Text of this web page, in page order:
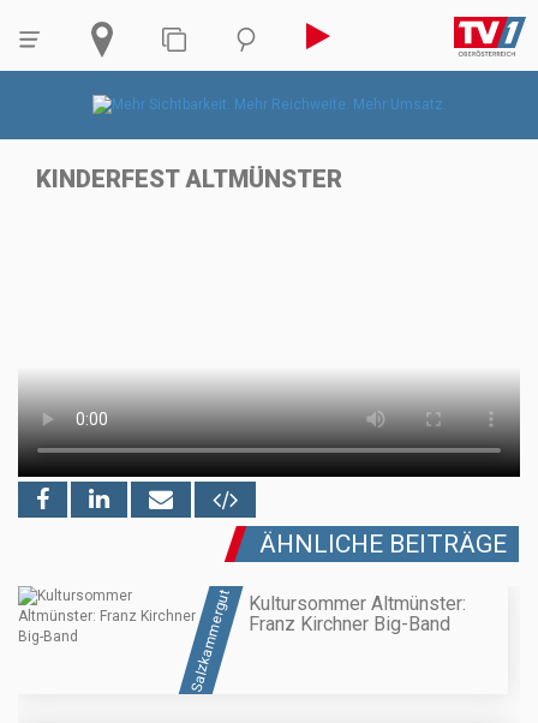
KINDERFEST ALTMÜNSTER
ÄHNLICHE BEITRÄGE
Salzkammergut
Kultursommer Altmünster:
Franz Kirchner Big-Band